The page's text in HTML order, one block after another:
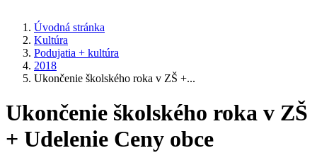
Úvodná stránka
Kultúra
Podujatia + kultúra
2018
Ukončenie školského roka v ZŠ +...
Ukončenie školského roka v ZŠ
+ Udelenie Ceny obce